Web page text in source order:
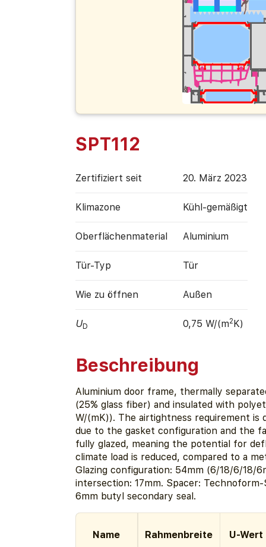
SPT112
Zertifiziert seit 20. März 2023
Klimazone Kühl-gemäßigt
Oberflächen­material Aluminium
Tür-Typ Tür
Wie zu öffnen Außen
UD 0,75 W/(m2K)
Beschreibung
Aluminium door frame, thermally
(25% glass fiber) and insulated with
W/(mK)). The airtightness requirement is
due to the gasket configuration and the
fully glazed, meaning the potential for
climate load is reduced, compared to a
Glazing configuration: 54mm (6/18/6/18/
intersection: 17mm. Spacer: Technoform-
6mm butyl secondary seal.
Name Rahmenbreite U-Wert